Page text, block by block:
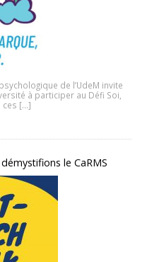
de l’UdeM invite
à participer au Défi Soi,
ces […]
le CaRMS